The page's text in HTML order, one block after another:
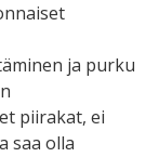
ja purku
piirakat, ei
saa olla